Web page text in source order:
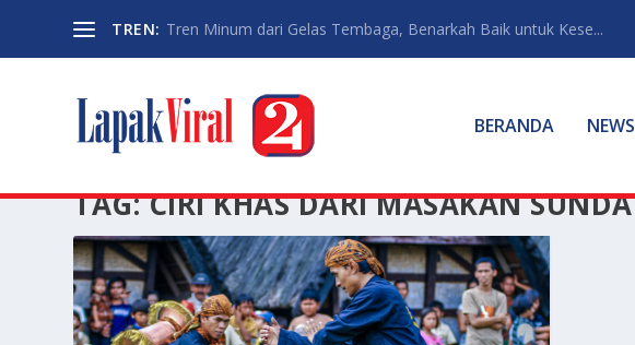
TREN: Tren Minum dari Gelas Tembaga, Benarkah Baik untuk Kese...
BERANDA NEWS
TAG:CIRI KHAS DARI MASAKAN SUNDA